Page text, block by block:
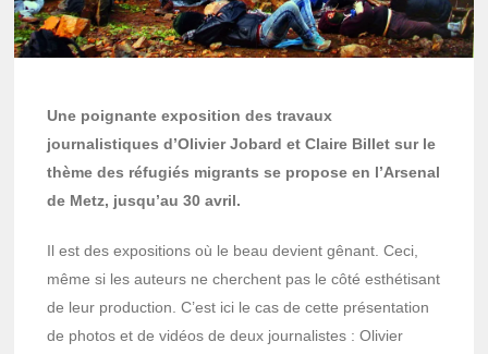
Une poignante exposition des travaux
journalistiques d’Olivier Jobard et Claire Billet sur le
thème des réfugiés migrants se propose en l’Arsenal
de Metz, jusqu’au 30 avril.
Il est des expositions où le beau devient gênant. Ceci,
même si les auteurs ne cherchent pas le côté esthétisant
de leur production. C’est ici le cas de cette présentation
de photos et de vidéos de deux journalistes : Olivier